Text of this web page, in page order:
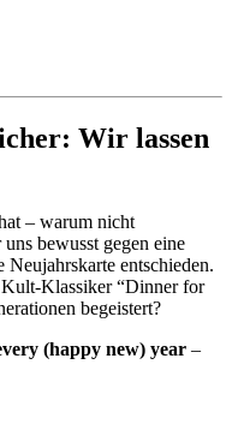
Wir lassen
– warum nicht
bewusst gegen eine
Neujahrskarte entschieden.
Kult-Klassiker “Dinner for
begeistert?
(happy new) year –